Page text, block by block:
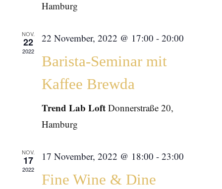
Hamburg
NOV.
22
2022
22 November, 2022 @ 17:00 - 20:00
Barista-Seminar mit
Kaffee Brewda
Trend Lab Loft Donnerstraße 20,
Hamburg
NOV.
17
2022
17 November, 2022 @ 18:00 - 23:00
Fine Wine & Dine